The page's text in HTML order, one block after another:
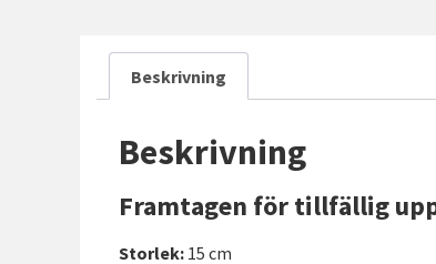
Beskrivning
Beskrivning
Framtagen för tillfällig
Storlek: 15 cm